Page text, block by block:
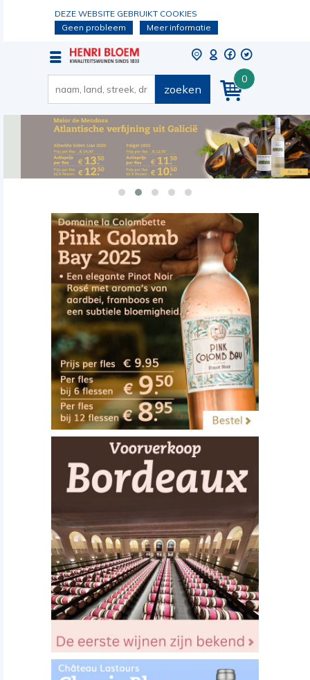
DEZE WEBSITE GEBRUIKT COOKIES
Geen probleem
Meer informatie
0
zoeken